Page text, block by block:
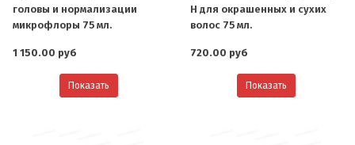
головы и нормализации
микрофлоры 75 мл.
1 150.00 руб
Показать
H для окрашенных и сухих
волос 75 мл.
720.00 руб
Показать